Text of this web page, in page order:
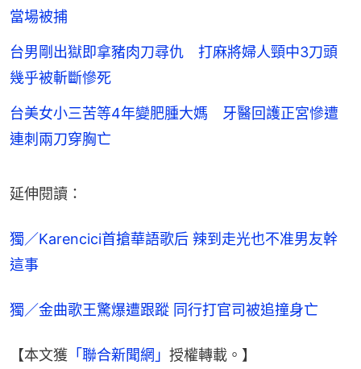
當場被捕
台男剛出獄即拿豬肉刀尋仇 打麻將婦人頸中3刀頭
幾乎被斬斷慘死
台美女小三苦等4年變肥腫大媽 牙醫回護正宮慘遭
連刺兩刀穿胸亡
延伸閱讀：
獨／Karencici首搶華語歌后 辣到走光也不准男友幹
這事
獨／金曲歌王驚爆遭跟蹤 同行打官司被追撞身亡
【本文獲 「聯合新聞網」 授權轉載。】